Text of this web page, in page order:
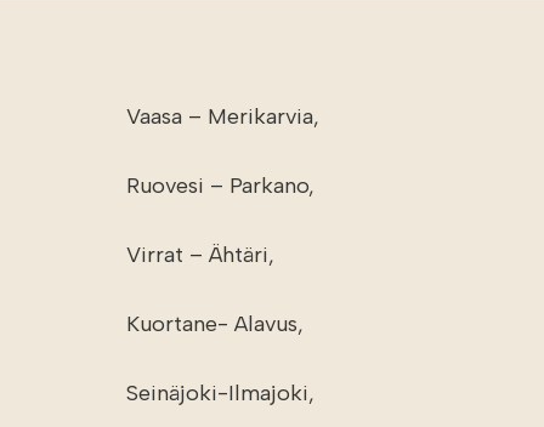
Vaasa – Merikarvia,
Ruovesi – Parkano,
Virrat – Ähtäri,
Kuortane- Alavus,
Seinäjoki-Ilmajoki,